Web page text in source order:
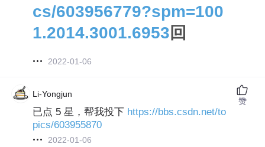
cs/603956779?spm=100
1.2014.3001.6953回
2022-01-06
Li-Yongjun
已点 5 星，帮我投下 https://bbs.csdn.net/to
pics/603955870
2022-01-06
赞